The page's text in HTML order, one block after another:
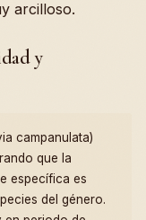
arcilloso.
y
campanulata)
que la
específica es
del género.